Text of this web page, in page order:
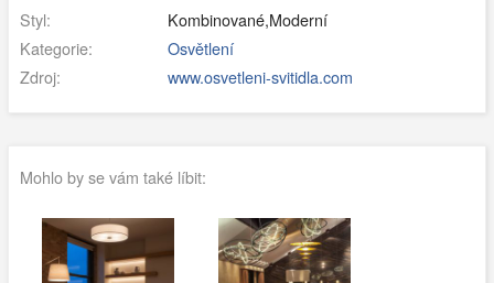
Styl:
Kombinované,Moderní
Kategorie:
Osvětlení
Zdroj:
www.osvetleni-svitidla.com
Mohlo by se vám také líbit: